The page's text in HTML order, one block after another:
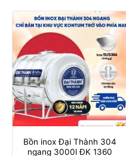
Bồn inox Đại Thành 304
ngang 3000l ĐK 1360